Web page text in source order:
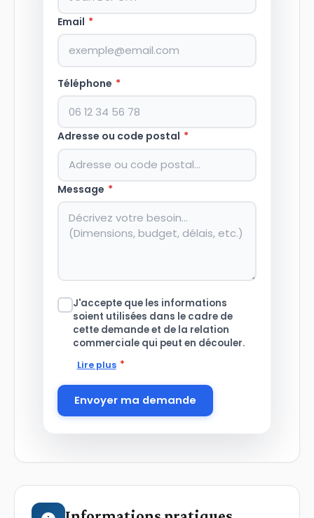
Email *
Téléphone *
Adresse ou code postal *
Message *
J'accepte que les informations
soient utilisées dans le cadre de
cette demande et de la relation
commerciale qui peut en découler.
Lire plus *
Envoyer ma demande